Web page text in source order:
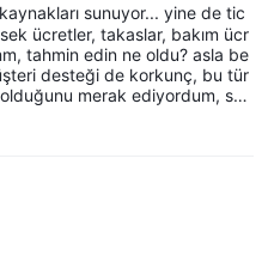
sunuyor... yine de tic
ücretler, takaslar, bakım ücr
tahmin edin ne oldu? asla be
desteği de korkunç, bu tür
merak ediyordum, sad